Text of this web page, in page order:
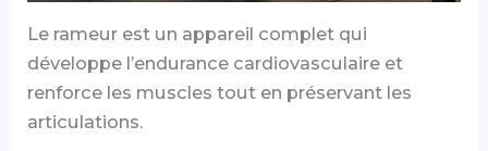
Le rameur est un appareil complet qui
développe l’endurance cardiovasculaire et
renforce les muscles tout en préservant les
articulations.